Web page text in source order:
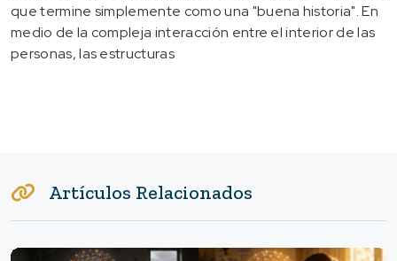
que termine simplemente como una "buena historia". En
medio de la compleja interacción entre el interior de las
personas, las estructuras
Artículos Relacionados